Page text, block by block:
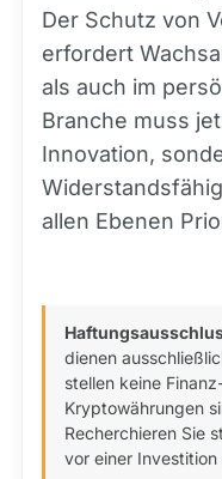
Der Schutz von
erfordert
als auch im
Branche muss
Innovation,
allen Ebenen
dienen
stellen keine
Kryptowährungen
Recherchieren Sie
vor einer